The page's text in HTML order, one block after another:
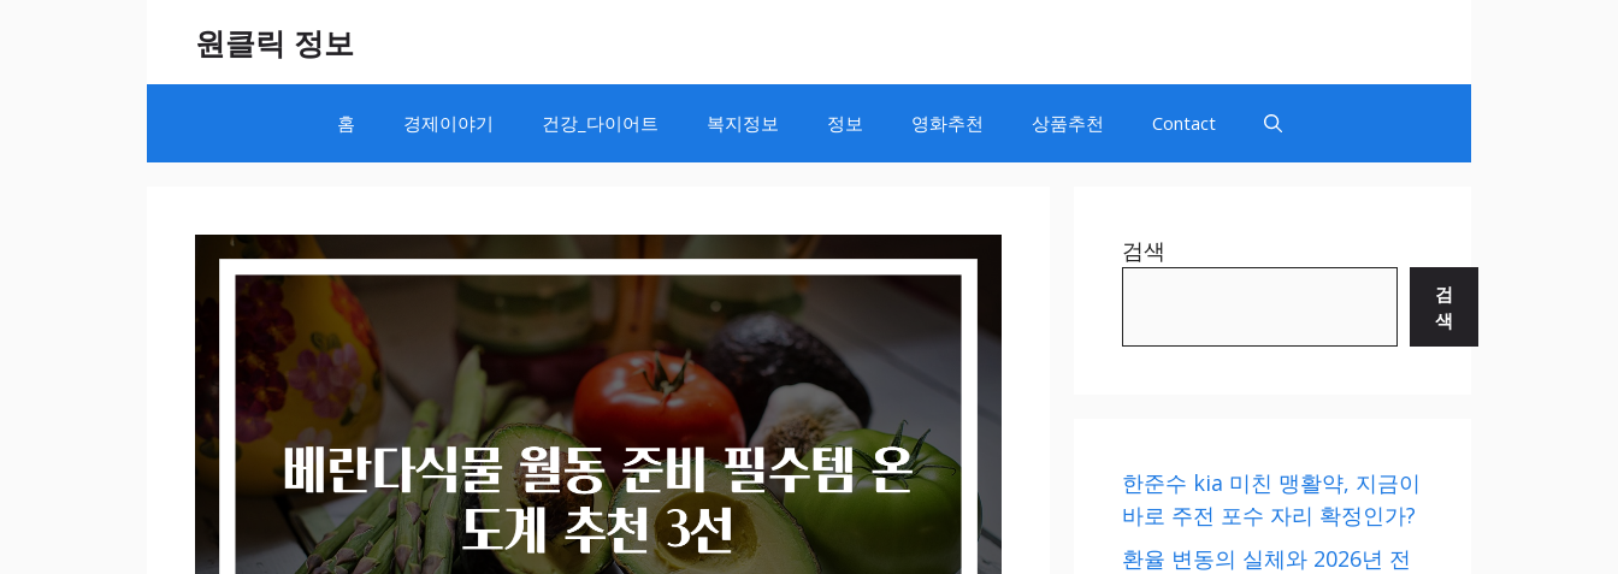
원클릭 정보
홈 경제이야기 건강_다이어트 복지정보 정보 영화추천 상품추천 Contact
검색
검
색
한준수 kia 미친 맹활약, 지금이
바로 주전 포수 자리 확정인가?
환율 변동의 실체와 2026년 전